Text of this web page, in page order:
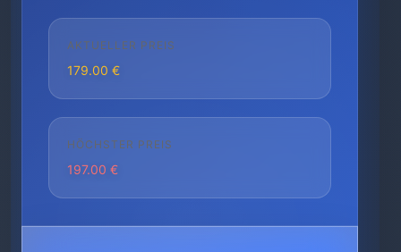
AKTUELLER PREIS
179.00 €
HÖCHSTER PREIS
197.00 €